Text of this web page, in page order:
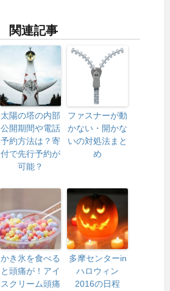
関連記事
太陽の塔の内部
公開期間や電話
予約方法は？寄
付で先行予約が
可能？
ファスナーが動
かない・開かな
いの対処法まと
め
かき氷を食べる
と頭痛が！アイ
スクリーム頭痛
多摩センターin
ハロウィン
2016の日程